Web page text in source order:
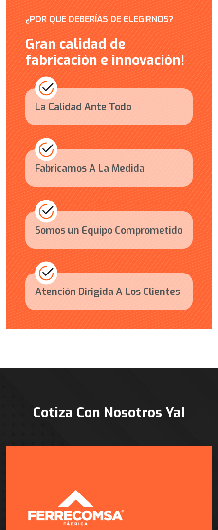
¿POR QUE DEBERÍAS DE ELEGIRNOS?
Gran calidad de
fabricación e innovación!
La Calidad Ante Todo
Fabricamos A La Medida
Somos un Equipo Comprometido
Atención Dirigida A Los Clientes
Cotiza Con Nosotros Ya!